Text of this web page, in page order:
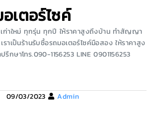
เตอร์ไซค์
ก่าใหม่ ทุกรุ่น ทุกปี ให้ราคาสูงถึงบ้าน ทำสัญญา
าเป็นร้านรับซื้อรถมอเตอร์ไซค์มือสอง ให้ราคาสูง
กษาโทร.090-1156253 LINE 0901156253
09/03/2023 Admin